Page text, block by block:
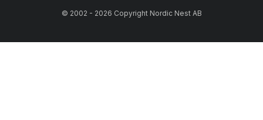
© 2002 - 2026 Copyright Nordic Nest AB